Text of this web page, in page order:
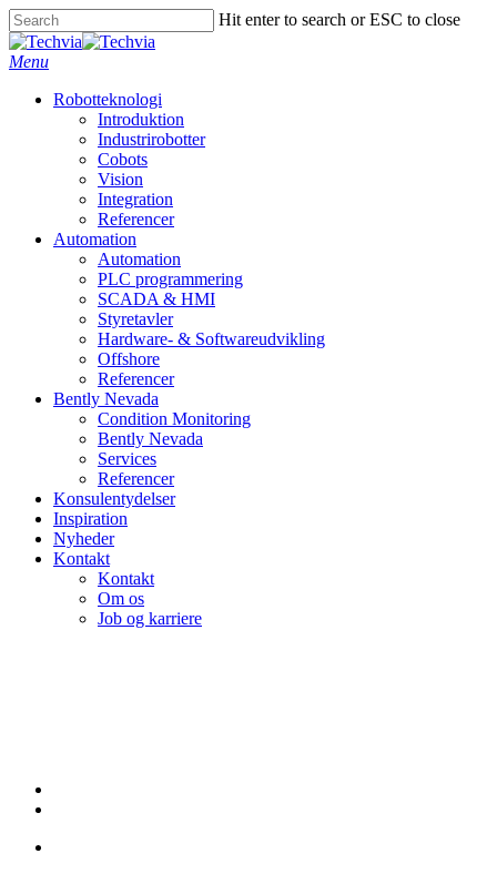
Skip
to
main
Hit enter to search or ESC to close
Close
Search
Menu
Robotteknologi
Introduktion
Industrirobotter
Cobots
Vision
Integration
Referencer
Automation
Automation
PLC programmering
SCADA & HMI
Styretavler
Hardware- & Softwareudvikling
Offshore
Referencer
Bently Nevada
Condition Monitoring
Bently Nevada
Services
Referencer
Konsulentydelser
Inspiration
Nyheder
Kontakt
Kontakt
Om os
Job og karriere